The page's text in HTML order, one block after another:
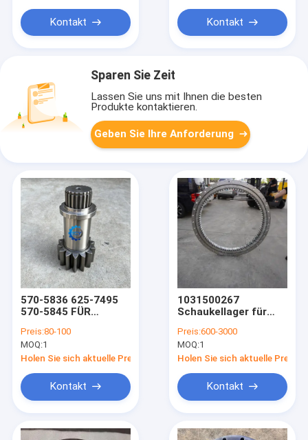
Kontakt Kontakt
Sparen Sie Zeit
Lassen Sie uns mit Ihnen die besten
Produkte kontaktieren.
Geben Sie Ihre Anforderung
570-5836 625-7495
570-5845 FÜR
SHAFT PINION
Preis:80-100
MOQ:1
Holen Sie sich aktuelle Preis
Kontakt
1031500267
Schaukellager für
ZE215pro ZE215-10
Hydraulikbagger
Preis:600-3000
MOQ:1
Holen Sie sich aktuelle Preis
Kontakt